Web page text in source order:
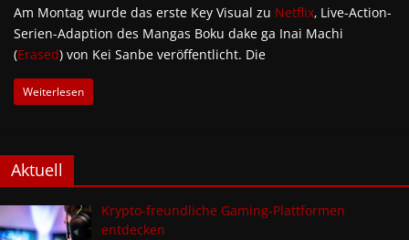
Am Montag wurde das erste Key Visual zu Netflix‚ Live-Action-
Serien-Adaption des Mangas Boku dake ga Inai Machi
(Erased) von Kei Sanbe veröffentlicht. Die
Weiterlesen
Aktuell
Krypto-freundliche Gaming-Plattformen
entdecken